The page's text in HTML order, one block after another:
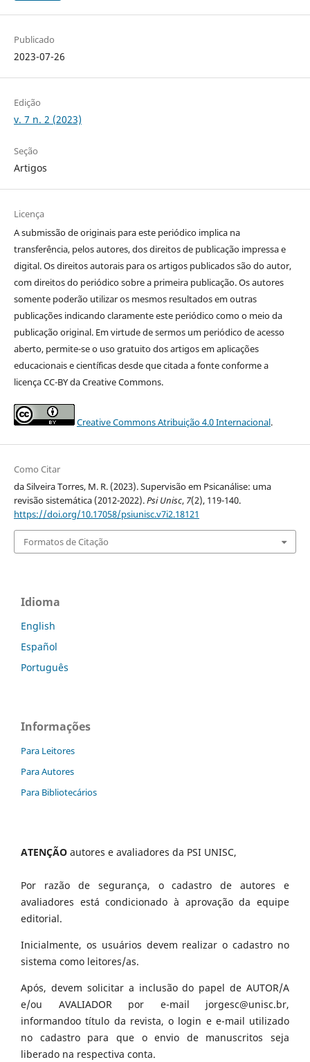
Publicado
2023-07-26
Edição
v. 7 n. 2 (2023)
Seção
Artigos
Licença
A submissão de originais para este periódico implica na
transferência, pelos autores, dos direitos de publicação impressa e
digital. Os direitos autorais para os artigos publicados são do autor,
com direitos do periódico sobre a primeira publicação. Os autores
somente poderão utilizar os mesmos resultados em outras
publicações indicando claramente este periódico como o meio da
publicação original. Em virtude de sermos um periódico de acesso
aberto, permite-se o uso gratuito dos artigos em aplicações
educacionais e científicas desde que citada a fonte conforme a
licença CC-BY da Creative Commons.
Creative Commons Atribuição 4.0 Internacional.
Como Citar
da Silveira Torres, M. R. (2023). Supervisão em Psicanálise: uma
revisão sistemática (2012-2022).Psi Unisc, 7(2), 119-140.
https://doi.org/10.17058/psiunisc.v7i2.18121
Formatos de Citação
Idioma
English
Español
Português
Informações
Para Leitores
Para Autores
Para Bibliotecários
ATENÇÃO autores e avaliadores da PSI UNISC,
Por razão de segurança, o cadastro de autores e
avaliadores está condicionado à aprovação da equipe
editorial.
Inicialmente, os usuários devem realizar o cadastro no
sistema como leitores/as.
Após, devem solicitar a inclusão do papel de AUTOR/A
e/ou AVALIADOR por e-mail jorgesc@unisc.br,
informandoo título da revista, o login e e-mail utilizado
no cadastro para que o envio de manuscritos seja
liberado na respectiva conta.